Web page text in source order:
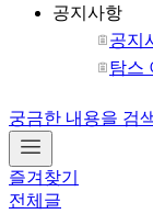
공지사항
공지
탐스
궁금한 내용을 검
즐겨찾기
전체글